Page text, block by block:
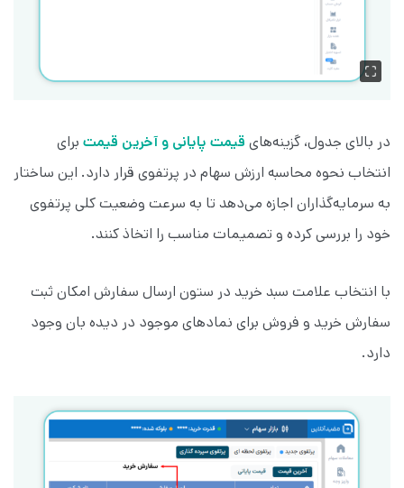
در بالای جدول، گزینه‌های قیمت پایانی و آخرین قیمت برای
انتخاب نحوه محاسبه ارزش سهام در پرتفوی قرار دارد. این ساختار
به سرمایه‌گذاران اجازه می‌دهد تا به سرعت وضعیت کلی پرتفوی
خود را بررسی کرده و تصمیمات مناسب را اتخاذ کنند.
با انتخاب علامت سبد خرید در ستون ارسال سفارش امکان ثبت
سفارش خرید و فروش برای نمادهای موجود در دیده بان وجود
دارد.